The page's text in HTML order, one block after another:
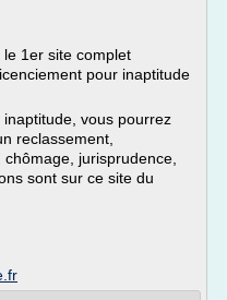
1er site complet
pour inaptitude
vous pourrez
reclassement,
jurisprudence,
sont sur ce site du